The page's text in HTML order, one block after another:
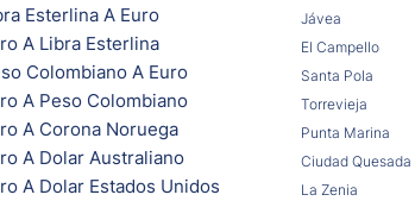
Esterlina A Euro
A Libra Esterlina
Colombiano A Euro
A Peso Colombiano
A Corona Noruega
A Dolar Australiano
A Dolar Estados Unidos
Jávea
El Campello
Santa Pola
Torrevieja
Punta Marina
Ciudad Quesada
La Zenia